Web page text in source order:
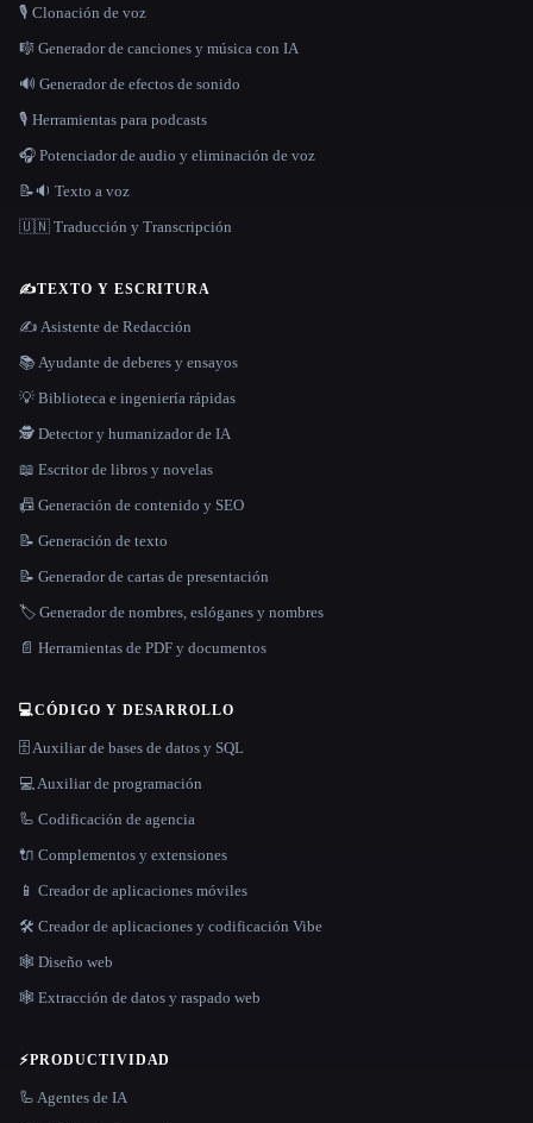
🎙️ Clonación de voz
🎼 Generador de canciones y música con IA
🔊 Generador de efectos de sonido
🎙️ Herramientas para podcasts
🎧 Potenciador de audio y eliminación de voz
📝🔉 Texto a voz
🇺🇳 Traducción y Transcripción
✍️TEXTO Y ESCRITURA
✍️ Asistente de Redacción
📚 Ayudante de deberes y ensayos
💡 Biblioteca e ingeniería rápidas
🕵️ Detector y humanizador de IA
📖 Escritor de libros y novelas
📠 Generación de contenido y SEO
📝 Generación de texto
📝 Generador de cartas de presentación
🏷️ Generador de nombres, eslóganes y nombres
📄 Herramientas de PDF y documentos
💻CÓDIGO Y DESARROLLO
🗄️ Auxiliar de bases de datos y SQL
💻 Auxiliar de programación
🦾 Codificación de agencia
🔌 Complementos y extensiones
📱 Creador de aplicaciones móviles
🛠️ Creador de aplicaciones y codificación Vibe
🕸 Diseño web
🕸️ Extracción de datos y raspado web
⚡PRODUCTIVIDAD
🦾 Agentes de IA